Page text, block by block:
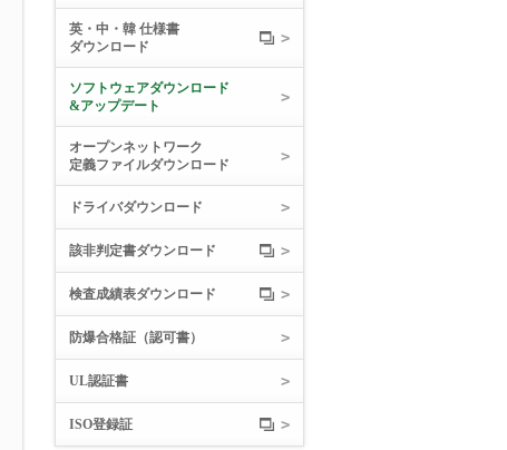
英・中・韓 仕様書
ダウンロード
ソフトウェアダウンロード
&アップデート
オープンネットワーク
定義ファイルダウンロード
ドライバダウンロード
該非判定書ダウンロード
検査成績表ダウンロード
防爆合格証（認可書）
UL認証書
ISO登録証